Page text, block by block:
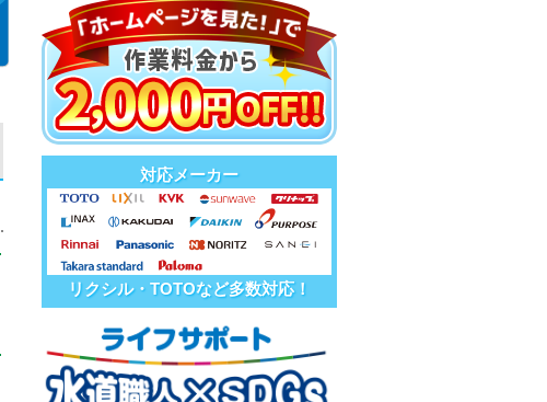
対応メーカー
リクシル・TOTOなど多数対応！